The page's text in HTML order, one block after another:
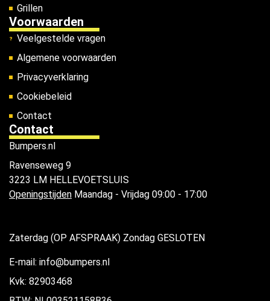
Grillen
Voorwaarden
Veelgestelde vragen
Algemene voorwaarden
Privacyverklaring
Cookiebeleid
Contact
Contact
Bumpers.nl
Ravenseweg 9
3223 LM HELLEVOETSLUIS
Openingstijden Maandag - Vrijdag 09:00 - 17:00
Zaterdag (OP AFSPRAAK) Zondag GESLOTEN
E-mail: info@bumpers.nl
Kvk: 82903468